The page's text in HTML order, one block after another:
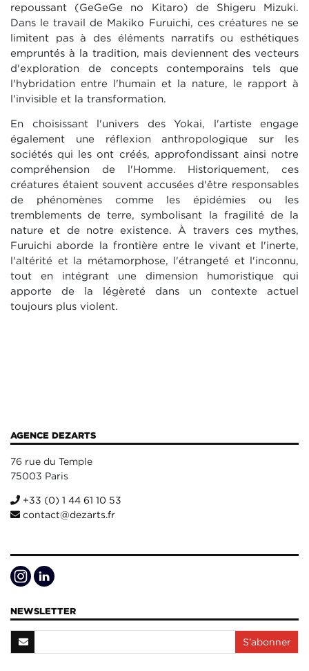
repoussant (GeGeGe no Kitaro) de Shigeru Mizuki.
Dans le travail de Makiko Furuichi, ces créatures ne se
limitent pas à des éléments narratifs ou esthétiques
empruntés à la tradition, mais deviennent des vecteurs
d'exploration de concepts contemporains tels que
l'hybridation entre l'humain et la nature, le rapport à
l'invisible et la transformation.
En choisissant l'univers des Yokai, l'artiste engage
également une réflexion anthropologique sur les
sociétés qui les ont créés, approfondissant ainsi notre
compréhension de l'Homme. Historiquement, ces
créatures étaient souvent accusées d'être responsables
de phénomènes comme les épidémies ou les
tremblements de terre, symbolisant la fragilité de la
nature et de notre existence. À travers ces mythes,
Furuichi aborde la frontière entre le vivant et l'inerte,
l'altérité et la métamorphose, l'étrangeté et l'inconnu,
tout en intégrant une dimension humoristique qui
apporte de la légèreté dans un contexte actuel
toujours plus violent.
AGENCE DEZARTS
76 rue du Temple
75003 Paris
+33 (0) 1 44 61 10 53
contact@dezarts.fr
NEWSLETTER
S’abonner